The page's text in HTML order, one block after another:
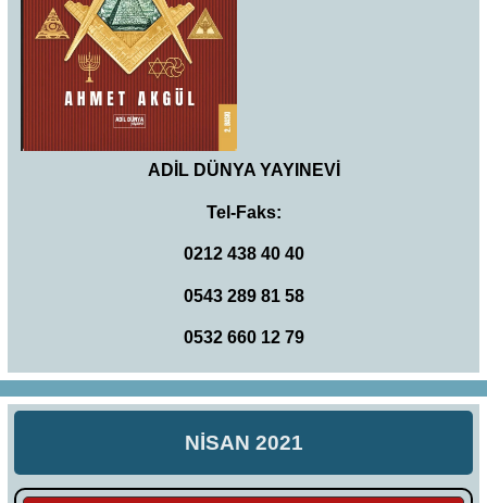
ADİL DÜNYA YAYINEVİ
Tel-Faks:
0212 438 40 40
0543 289 81 58
0532 660 12 79
NİSAN 2021